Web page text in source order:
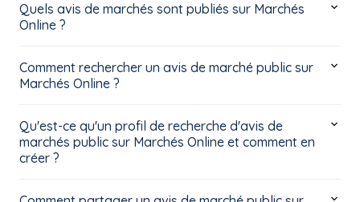
Quels avis de marchés sont publiés sur Marchés
Online ?
Comment rechercher un avis de marché public sur
Marchés Online ?
Qu'est-ce qu'un profil de recherche d'avis de
marchés public sur Marchés Online et comment en
créer ?